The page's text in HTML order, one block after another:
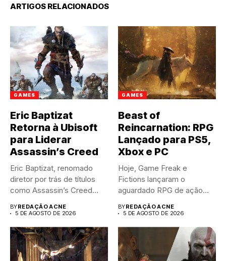
ARTIGOS RELACIONADOS
GAMES
Eric Baptizat
Retorna à Ubisoft
para Liderar
Assassin’s Creed
Eric Baptizat, renomado
diretor por trás de títulos
como Assassin’s Creed
Valhalla...
BYREDAÇÃO ACNE
5 DE AGOSTO DE 2026
GAMES
Beast of
Reincarnation: RPG
Lançado para PS5,
Xbox e PC
Hoje, Game Freak e
Fictions lançaram o
aguardado RPG de ação
BYREDAÇÃO ACNE
5 DE AGOSTO DE 2026